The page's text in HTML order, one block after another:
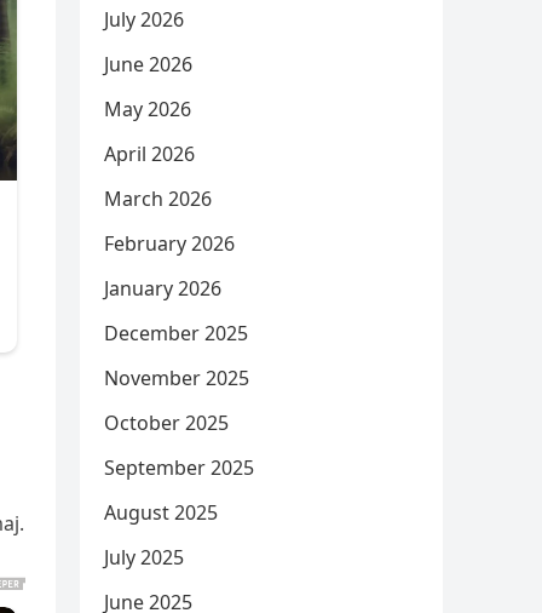
July 2026
June 2026
May 2026
April 2026
March 2026
February 2026
January 2026
December 2025
November 2025
October 2025
September 2025
August 2025
July 2025
June 2025